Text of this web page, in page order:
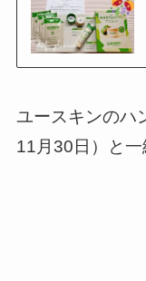
ユースキンのハ
11月30日）と一